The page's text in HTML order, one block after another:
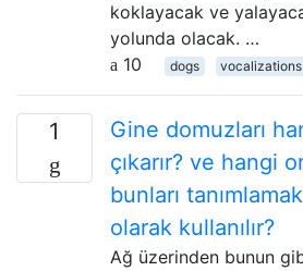
koklayacak ve
yolunda olacak. …
10
dogs vocalizations
1
Gine domuzları
çıkarır? ve hangi
bunları
olarak kullanılır?
Ağ üzerinden bunun